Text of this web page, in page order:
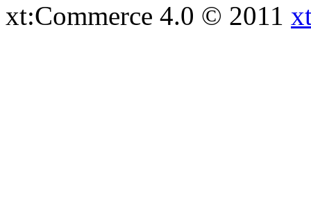
xt:Commerce 4.0 © 2011